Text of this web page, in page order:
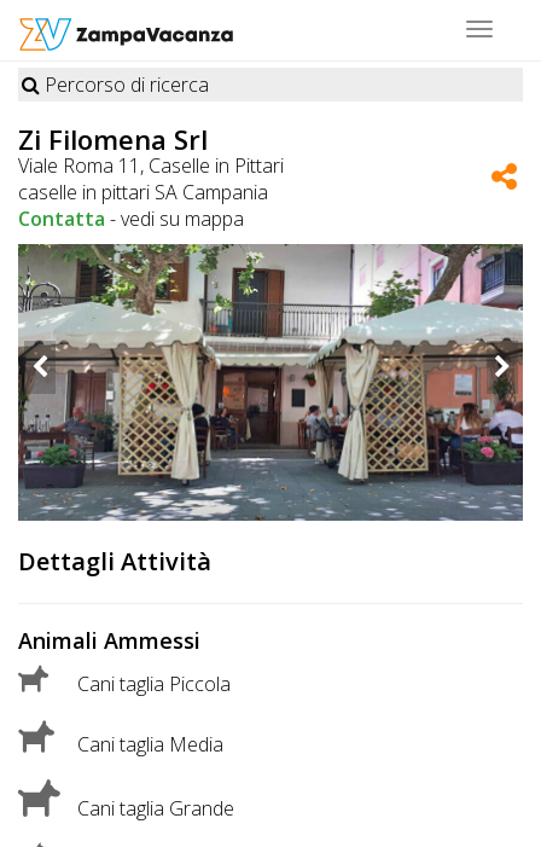
Toggle
STRUTTURE
A
DOG
LUOGHI
A
DOG
OFFERTE
A
DOG
DOG
Percorso di ricerca
Zi Filomena Srl
Viale Roma 11, Caselle in Pittari
caselle in pittari SA Campania
Contatta -vedi su mappa
Dettagli Attività
Animali Ammessi
Cani taglia Piccola
Cani taglia Media
Cani taglia Grande